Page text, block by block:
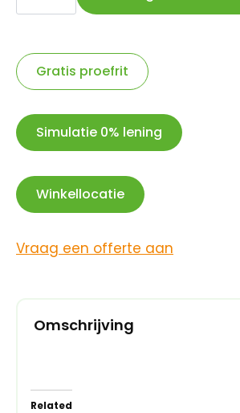
ZAC421
36/14
aantalGratis proefrit
Simulatie 0% lening
Winkellocatie
Vraag een offerte aan
Omschrijving
Related